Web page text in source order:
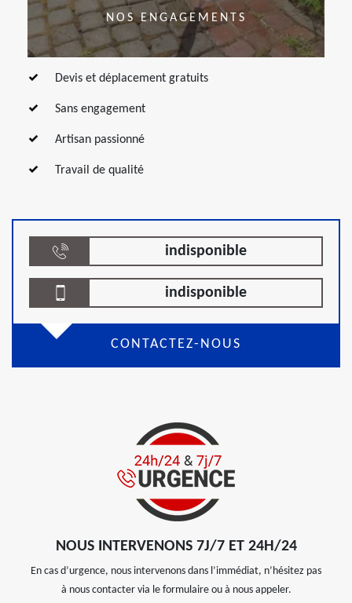
NOS ENGAGEMENTS
Devis et déplacement gratuits
Sans engagement
Artisan passionné
Travail de qualité
indisponible
indisponible
CONTACTEZ-NOUS
NOUS INTERVENONS 7J/7 ET 24H/24
En cas d’urgence, nous intervenons dans l’immédiat, n’hésitez pas
à nous contacter via le formulaire ou à nous appeler.